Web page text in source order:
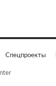
Спецпроекты